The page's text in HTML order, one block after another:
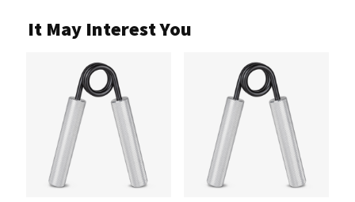
It May Interest You